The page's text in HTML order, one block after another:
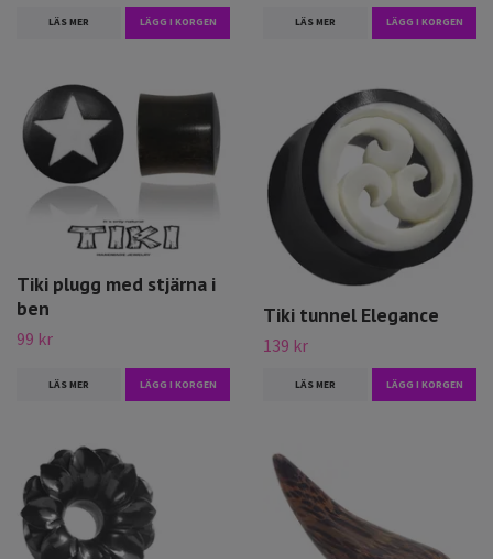
LÄS MER LÄGG I KORGEN LÄS MER LÄGG I KORGEN
Tiki plugg med stjärna i
ben
99 kr
LÄS MER LÄGG I KORGEN
Tiki tunnel Elegance
139 kr
LÄS MER LÄGG I KORGEN